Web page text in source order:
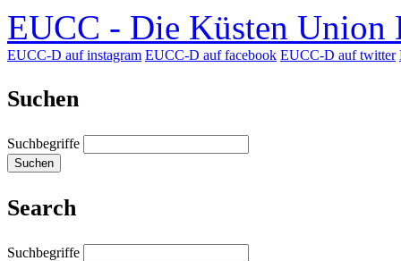
EUCC - Die Küsten Union
EUCC-D auf instagram EUCC-D auf facebook EUCC-D auf twitter
Suchen
Suchbegriffe
Suchen
Search
Suchbegriffe